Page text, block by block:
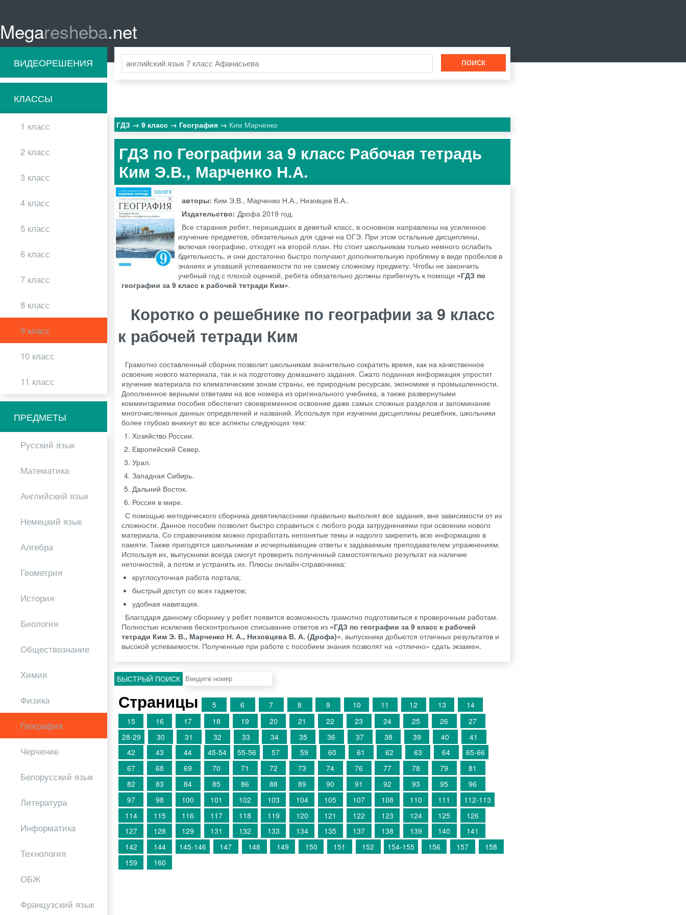
Megaresheba.net
ВИДЕОРЕШЕНИЯ
КЛАССЫ
1 класс
2 класс
3 класс
4 класс
5 класс
6 класс
7 класс
8 класс
9 класс
10 класс
11 класс
ПРЕДМЕТЫ
Русский язык
Математика
Английский язык
Немецкий язык
Алгебра
Геометрия
История
Биология
Обществознание
Химия
Физика
География
Черчение
Белорусский язык
Литература
Информатика
Технология
ОБЖ
Французский язык
ГДЗ 9 класс География Ким Марченко
ГДЗ по Географии за 9 класс Рабочая тетрадь
Ким Э.В., Марченко Н.А.
авторы: Ким Э.В., Марченко Н.А., Низовцев В.А..
Издательство:Дрофа 2019 год.
Все старания ребят, перешедших в девятый класс, в основном направлены на усиленное
изучение предметов, обязательных для сдачи на ОГЭ. При этом остальные дисциплины,
включая географию, отходят на второй план. Но стоит школьникам только немного ослабить
бдительность, и они достаточно быстро получают дополнительную проблему в виде пробелов в
знаниях и упавшей успеваемости по не самому сложному предмету. Чтобы не закончить
учебный год с плохой оценкой, ребята обязательно должны прибегнуть к помощи «ГДЗ по
географии за 9 класс к рабочей тетради Ким».
Коротко о решебнике по географии за 9 класс
к рабочей тетради Ким
Грамотно составленный сборник позволит школьникам значительно сократить время, как на качественное
освоение нового материала, так и на подготовку домашнего задания. Cжато поданная информация упростит
изучение материала по климатическим зонам страны, ее природным ресурсам, экономике и промышленности.
Дополненное верными ответами на все номера из оригинального учебника, а также развернутыми
комментариями пособие обеспечит своевременное освоение даже самых сложных разделов и запоминание
многочисленных данных определений и названий. Используя при изучении дисциплины решебник, школьники
более глубоко вникнут во все аспекты следующих тем:
Хозяйство России.
Европейский Север.
Урал.
Западная Сибирь.
Дальний Восток.
Россия в мире.
С помощью методического сборника девятиклассники правильно выполнят все задания, вне зависимости от их
сложности. Данное пособие позволит быстро справиться с любого рода затруднениями при освоении нового
материала. Со справочником можно проработать непонятые темы и надолго закрепить всю информацию в
памяти. Также пригодятся школьникам и исчерпывающие ответы к задаваемым преподавателем упражнениям.
Используя их, выпускники всегда смогут проверить полученный самостоятельно результат на наличие
неточностей, а потом и устранить их. Плюсы онлайн-справочника:
круглосуточная работа портала;
быстрый доступ со всех гаджетов;
удобная навигация.
Благодаря данному сборнику у ребят появится возможность грамотно подготовиться к проверочным работам.
Полностью исключив бесконтрольное списывание ответов из «ГДЗ по географии за 9 класс к рабочей
тетради Ким Э. В., Марченко Н. А., Низовцева В. А. (Дрофа)», выпускники добьются отличных результатов и
высокой успеваемости. Полученные при работе с пособием знания позволят на «отлично» сдать экзамен.
БЫСТРЫЙ ПОИСК
Страницы 5 6 7 8 9 10 11 12 13
14
15
16 17 18 19 20 21 22 23 24 25 26
27
28-29
30 31 32 33 34 35 36 37 38 39 40
41
42
43 44 45-54 55-56 57 59 60 61 62 63 64
65-66
67
68 69 70 71 72 73 74 76 77 78 79
81
82
83 84 85 86 88 89 90 91 92 93 95
96
97
98 100 101 102 103 104 105 107 108 110 111
112-113
114
115 116 117 118 119 120 121 122 123 124 125
126
127
128 129 131 132 133 134 135 137 138 139 140
141
142
144 145-146 147 148 149 150 151 152 154-155 156 157
158
159
160